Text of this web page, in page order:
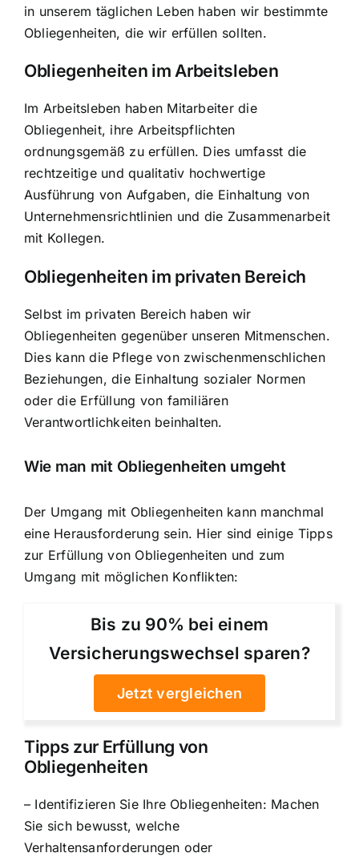
in unserem täglichen Leben haben wir bestimmte
Obliegenheiten, die wir erfüllen sollten.
Obliegenheiten im Arbeitsleben
Im Arbeitsleben haben Mitarbeiter die
Obliegenheit, ihre Arbeitspflichten
ordnungsgemäß zu erfüllen. Dies umfasst die
rechtzeitige und qualitativ hochwertige
Ausführung von Aufgaben, die Einhaltung von
Unternehmensrichtlinien und die Zusammenarbeit
mit Kollegen.
Obliegenheiten im privaten Bereich
Selbst im privaten Bereich haben wir
Obliegenheiten gegenüber unseren Mitmenschen.
Dies kann die Pflege von zwischenmenschlichen
Beziehungen, die Einhaltung sozialer Normen
oder die Erfüllung von familiären
Verantwortlichkeiten beinhalten.
Wie man mit Obliegenheiten umgeht
Der Umgang mit Obliegenheiten kann manchmal
eine Herausforderung sein. Hier sind einige Tipps
zur Erfüllung von Obliegenheiten und zum
Umgang mit möglichen Konflikten:
Bis zu 90% bei einem
Versicherungswechsel sparen?
Jetzt vergleichen
Tipps zur Erfüllung von
Obliegenheiten
– Identifizieren Sie Ihre Obliegenheiten: Machen
Sie sich bewusst, welche
Verhaltensanforderungen oder